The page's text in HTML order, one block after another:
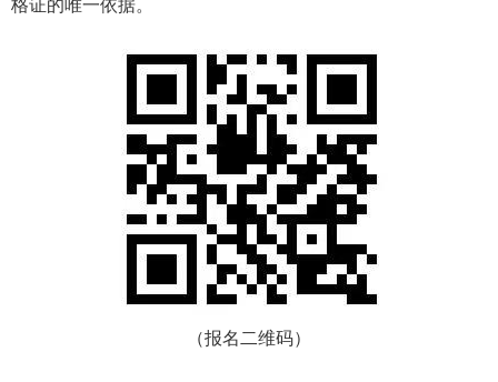
格证的唯一依据。
（报名二维码）